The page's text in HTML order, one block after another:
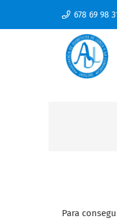
678 69 98
Para